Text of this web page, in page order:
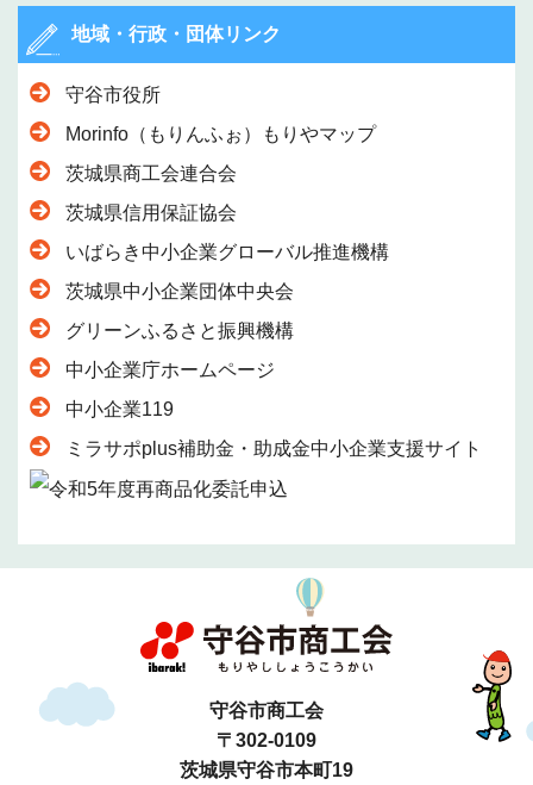
地域・行政・団体リンク
守谷市役所
Morinfo（もりんふぉ）もりやマップ
茨城県商工会連合会
茨城県信用保証協会
いばらき中小企業グローバル推進機構
茨城県中小企業団体中央会
グリーンふるさと振興機構
中小企業庁ホームページ
中小企業119
ミラサポplus補助金・助成金中小企業支援サイト
守谷市商工会
〒302-0109
茨城県守谷市本町19